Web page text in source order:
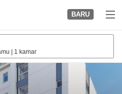
BARU
1 kamar